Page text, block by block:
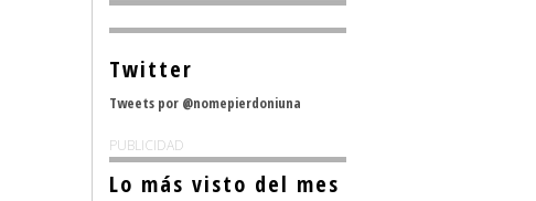
Twitter
Tweets por @nomepierdoniuna
PUBLICIDAD
Lo más visto del mes